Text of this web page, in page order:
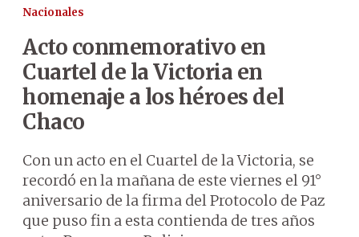
Nacionales
Acto conmemorativo en
Cuartel de la Victoria en
homenaje a los héroes del
Chaco
Con un acto en el Cuartel de la Victoria, se
recordó en la mañana de este viernes el 91°
aniversario de la firma del Protocolo de Paz
que puso fin a esta contienda de tres años